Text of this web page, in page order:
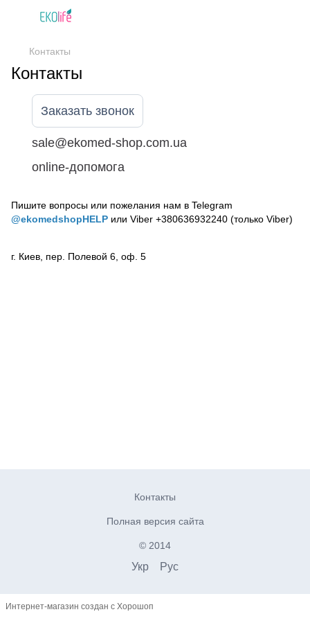
Контакты
Контакты
Заказать звонок
sale@ekomed-shop.com.ua
online-допомога
Пишите вопросы или пожелания нам в Telegram
@ekomedshopHELP или Viber +380636932240 (только Viber)
г. Киев, пер. Полевой 6, оф. 5
Контакты
Полная версия сайта
© 2014
Укр Рус
Интернет-магазин создан с Хорошоп